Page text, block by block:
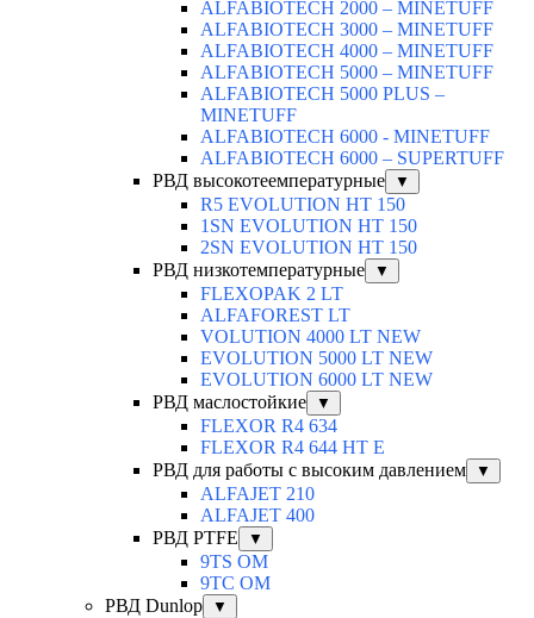
ALFABIOTECH 2000 – MINETUFF
ALFABIOTECH 3000 – MINETUFF
ALFABIOTECH 4000 – MINETUFF
ALFABIOTECH 5000 – MINETUFF
ALFABIOTECH 5000 PLUS –
MINETUFF
ALFABIOTECH 6000 - MINETUFF
ALFABIOTECH 6000 – SUPERTUFF
РВД высокотеемпературные
▼
R5 EVOLUTION HT 150
1SN EVOLUTION HT 150
2SN EVOLUTION HT 150
РВД низкотемпературные
▼
FLEXOPAK 2 LT
ALFAFOREST LT
VOLUTION 4000 LT NEW
EVOLUTION 5000 LT NEW
EVOLUTION 6000 LT NEW
РВД маслостойкие
▼
FLEXOR R4 634
FLEXOR R4 644 HT E
РВД для работы с высоким давлением
▼
ALFAJET 210
ALFAJET 400
РВД PTFE
▼
9TS OM
9TC OM
РВД Dunlop
▼